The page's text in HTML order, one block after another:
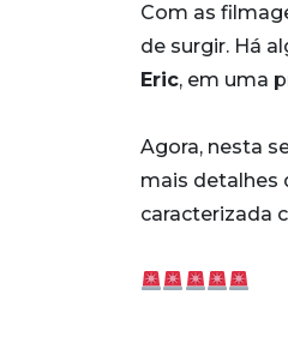
Com as
de surgir. Há
Eric, em uma
Agora, nesta
mais detalhes
caracterizada